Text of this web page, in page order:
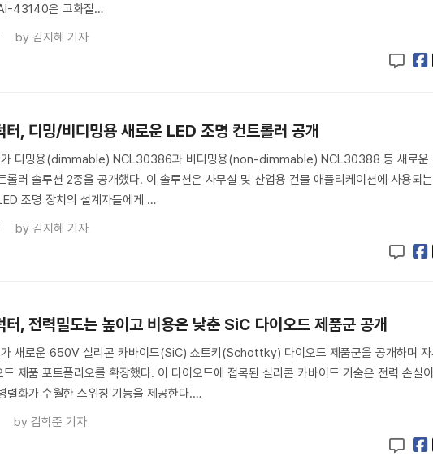
43140은 고화질…
by김지혜 기자
터, 디밍/비디밍용 새로운 LED 조명 컨트롤러 공개
가 디밍용(dimmable) NCL30386과 비디밍용(non-dimmable) NCL30388 등 새로운
롤러 솔루션 2종을 공개했다. 이 솔루션은 사무실 및 산업용 건물 애플리케이션에 사용되는
조명 장치의 설계자들에게 …
by김지혜 기자
터, 전력밀도는 높이고 비용은 낮춘 SiC 다이오드 제품군 공개
가 새로운 650V 실리콘 카바이드(SiC) 쇼트키(Schottky) 다이오드 제품군을 공개하며
제품 포트폴리오를 확장했다. 이 다이오드에 접목된 실리콘 카바이드 기술은 전력 손실이
렬화가 수월한 스위칭 기능을 제공한다.…
by김학준 기자